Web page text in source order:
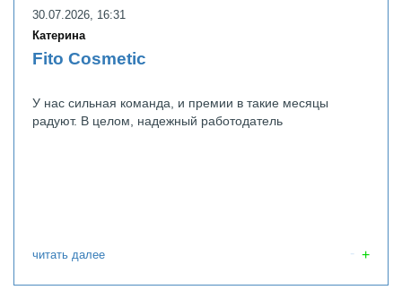
30.07.2026, 16:31
Катерина
Fito Cosmetic
У нас сильная команда, и премии в такие месяцы
радуют. В целом, надежный работодатель
читать далее